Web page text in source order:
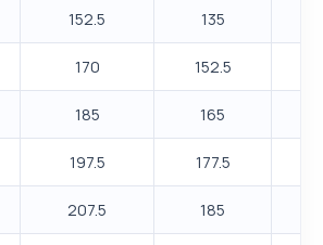
152.5 135
170 152.5
185 165
197.5 177.5
207.5 185